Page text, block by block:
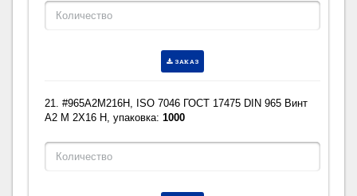
ЗАКАЗ
21. #965A2M216H, ISO 7046 ГОСТ 17475 DIN 965 Винт
A2 M 2X16 H, упаковка:1000